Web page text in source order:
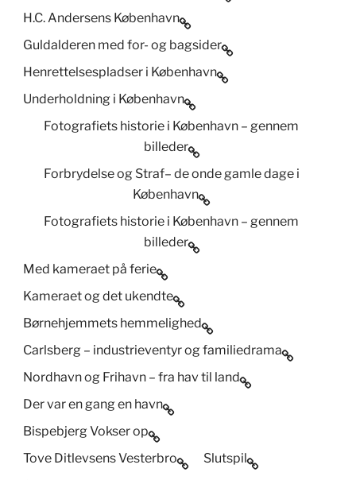
H.C. Andersens København
Guldalderen med for- og bagsider
Henrettelsespladser i København
Underholdning i København
Fotografiets historie i København – gennem
billeder
Forbrydelse og Straf– de onde gamle dage i
København
Fotografiets historie i København – gennem
billeder
Med kameraet på ferie
Kameraet og det ukendte
Børnehjemmets hemmelighed
Carlsberg – industrieventyr og familiedrama
Nordhavn og Frihavn – fra hav til land
Der var en gang en havn
Bispebjerg Vokser op
Tove Ditlevsens Vesterbro
Slutspil